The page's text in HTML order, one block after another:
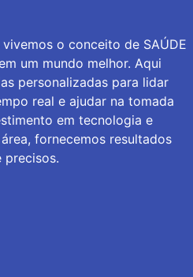
o conceito de SAÚDE
um mundo melhor. Aqui
personalizadas para lidar
real e ajudar na tomada
em tecnologia e
fornecemos resultados
precisos.